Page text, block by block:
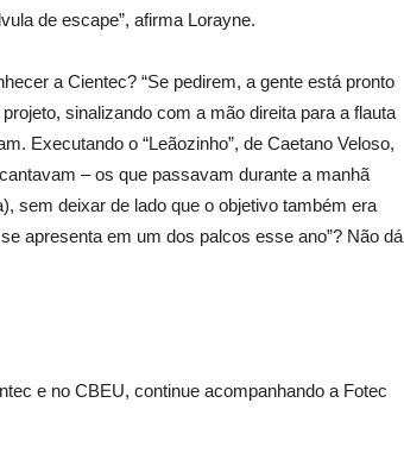
de escape”, afirma Lorayne.
a Cientec? “Se pedirem, a gente está pronto
sinalizando com a mão direita para a flauta
Executando o “Leãozinho”, de Caetano Veloso,
– os que passavam durante a manhã
sem deixar de lado que o objetivo também era
apresenta em um dos palcos esse ano”? Não dá
e no CBEU, continue acompanhando a Fotec